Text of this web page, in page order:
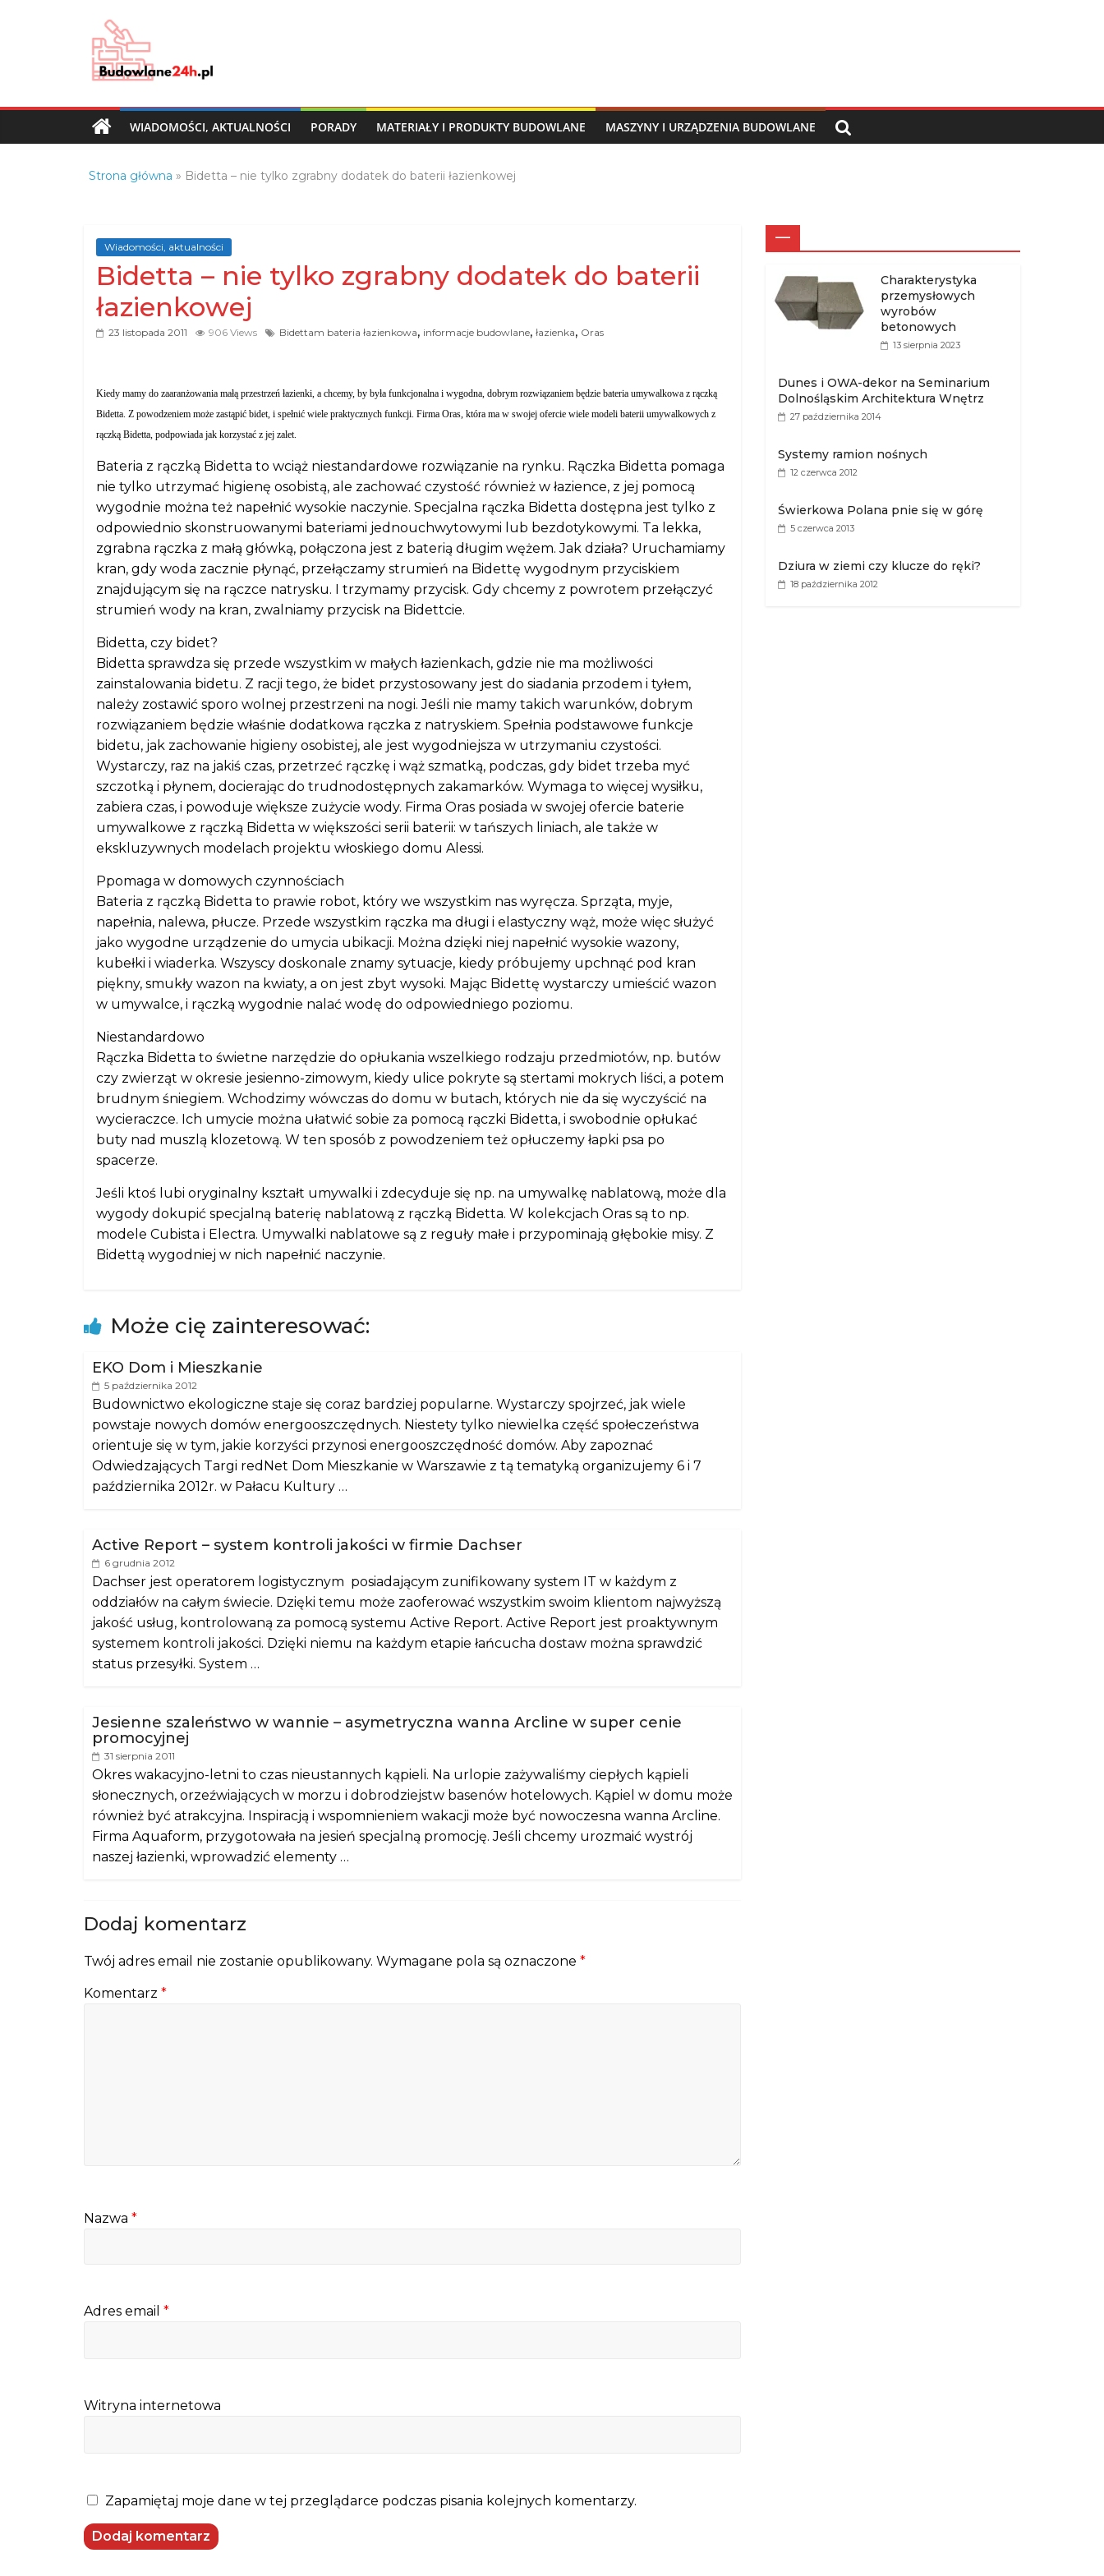
Budowlane24h.pl
portal
budowlany
Porady
branży
budowlanej
WIADOMOŚCI, AKTUALNOŚCI PORADY MATERIAŁY I PRODUKTY BUDOWLANE MASZYNY I URZĄDZENIA BUDOWLANE
Strona główna » Bidetta – nie tylko zgrabny dodatek do baterii łazienkowej
Wiadomości, aktualności
Bidetta – nie tylko zgrabny dodatek do baterii
łazienkowej
23 listopada 2011 906 Views Bidettam bateria łazienkowa, informacje budowlane, łazienka, Oras
Kiedy mamy do zaaranżowania małą przestrzeń łazienki, a chcemy, by była funkcjonalna i wygodna, dobrym rozwiązaniem będzie bateria umywalkowa z rączką
Bidetta. Z powodzeniem może zastąpić bidet, i spełnić wiele praktycznych funkcji. Firma Oras, która ma w swojej ofercie wiele modeli baterii umywalkowych z
rączką Bidetta, podpowiada jak korzystać z jej zalet.
Bateria z rączką Bidetta to wciąż niestandardowe rozwiązanie na rynku. Rączka Bidetta pomaga
nie tylko utrzymać higienę osobistą, ale zachować czystość również w łazience, z jej pomocą
wygodnie można też napełnić wysokie naczynie. Specjalna rączka Bidetta dostępna jest tylko z
odpowiednio skonstruowanymi bateriami jednouchwytowymi lub bezdotykowymi. Ta lekka,
zgrabna rączka z małą główką, połączona jest z baterią długim wężem. Jak działa? Uruchamiamy
kran, gdy woda zacznie płynąć, przełączamy strumień na Bidettę wygodnym przyciskiem
znajdującym się na rączce natrysku. I trzymamy przycisk. Gdy chcemy z powrotem przełączyć
strumień wody na kran, zwalniamy przycisk na Bidettcie.
Bidetta, czy bidet?
Bidetta sprawdza się przede wszystkim w małych łazienkach, gdzie nie ma możliwości
zainstalowania bidetu. Z racji tego, że bidet przystosowany jest do siadania przodem i tyłem,
należy zostawić sporo wolnej przestrzeni na nogi. Jeśli nie mamy takich warunków, dobrym
rozwiązaniem będzie właśnie dodatkowa rączka z natryskiem. Spełnia podstawowe funkcje
bidetu, jak zachowanie higieny osobistej, ale jest wygodniejsza w utrzymaniu czystości.
Wystarczy, raz na jakiś czas, przetrzeć rączkę i wąż szmatką, podczas, gdy bidet trzeba myć
szczotką i płynem, docierając do trudnodostępnych zakamarków. Wymaga to więcej wysiłku,
zabiera czas, i powoduje większe zużycie wody. Firma Oras posiada w swojej ofercie baterie
umywalkowe z rączką Bidetta w większości serii baterii: w tańszych liniach, ale także w
ekskluzywnych modelach projektu włoskiego domu Alessi.
Ppomaga w domowych czynnościach
Bateria z rączką Bidetta to prawie robot, który we wszystkim nas wyręcza. Sprząta, myje,
napełnia, nalewa, płucze. Przede wszystkim rączka ma długi i elastyczny wąż, może więc służyć
jako wygodne urządzenie do umycia ubikacji. Można dzięki niej napełnić wysokie wazony,
kubełki i wiaderka. Wszyscy doskonale znamy sytuacje, kiedy próbujemy upchnąć pod kran
piękny, smukły wazon na kwiaty, a on jest zbyt wysoki. Mając Bidettę wystarczy umieścić wazon
w umywalce, i rączką wygodnie nalać wodę do odpowiedniego poziomu.
Niestandardowo
Rączka Bidetta to świetne narzędzie do opłukania wszelkiego rodzaju przedmiotów, np. butów
czy zwierząt w okresie jesienno-zimowym, kiedy ulice pokryte są stertami mokrych liści, a potem
brudnym śniegiem. Wchodzimy wówczas do domu w butach, których nie da się wyczyścić na
wycieraczce. Ich umycie można ułatwić sobie za pomocą rączki Bidetta, i swobodnie opłukać
buty nad muszlą klozetową. W ten sposób z powodzeniem też opłuczemy łapki psa po
spacerze.
Jeśli ktoś lubi oryginalny kształt umywalki i zdecyduje się np. na umywalkę nablatową, może dla
wygody dokupić specjalną baterię nablatową z rączką Bidetta. W kolekcjach Oras są to np.
modele Cubista i Electra. Umywalki nablatowe są z reguły małe i przypominają głębokie misy. Z
Bidettą wygodniej w nich napełnić naczynie.
Może cię zainteresować:
EKO Dom i Mieszkanie
5 października 2012
Budownictwo ekologiczne staje się coraz bardziej popularne. Wystarczy spojrzeć, jak wiele
powstaje nowych domów energooszczędnych. Niestety tylko niewielka część społeczeństwa
orientuje się w tym, jakie korzyści przynosi energooszczędność domów. Aby zapoznać
Odwiedzających Targi redNet Dom Mieszkanie w Warszawie z tą tematyką organizujemy 6 i 7
października 2012r. w Pałacu Kultury …
Active Report – system kontroli jakości w firmie Dachser
6 grudnia 2012
Dachser jest operatorem logistycznym posiadającym zunifikowany system IT w każdym z
oddziałów na całym świecie. Dzięki temu może zaoferować wszystkim swoim klientom najwyższą
jakość usług, kontrolowaną za pomocą systemu Active Report. Active Report jest proaktywnym
systemem kontroli jakości. Dzięki niemu na każdym etapie łańcucha dostaw można sprawdzić
status przesyłki. System …
Jesienne szaleństwo w wannie – asymetryczna wanna Arcline w super cenie
promocyjnej
31 sierpnia 2011
Okres wakacyjno-letni to czas nieustannych kąpieli. Na urlopie zażywaliśmy ciepłych kąpieli
słonecznych, orzeźwiających w morzu i dobrodziejstw basenów hotelowych. Kąpiel w domu może
również być atrakcyjna. Inspiracją i wspomnieniem wakacji może być nowoczesna wanna Arcline.
Firma Aquaform, przygotowała na jesień specjalną promocję. Jeśli chcemy urozmaić wystrój
naszej łazienki, wprowadzić elementy …
Dodaj komentarz
Twój adres email nie zostanie opublikowany. Wymagane pola są oznaczone *
Komentarz *
Nazwa *
Adres email *
Witryna internetowa
Zapamiętaj moje dane w tej przeglądarce podczas pisania kolejnych komentarzy.
—
Charakterystyka
przemysłowych
wyrobów
betonowych
13 sierpnia 2023
Dunes i OWA-dekor na Seminarium
Dolnośląskim Architektura Wnętrz
27 października 2014
Systemy ramion nośnych
12 czerwca 2012
Świerkowa Polana pnie się w górę
5 czerwca 2013
Dziura w ziemi czy klucze do ręki?
18 października 2012